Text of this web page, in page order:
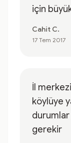
için
Cahit C.
17 Tem 2017
İl
köylüye
durumlar
gerekir